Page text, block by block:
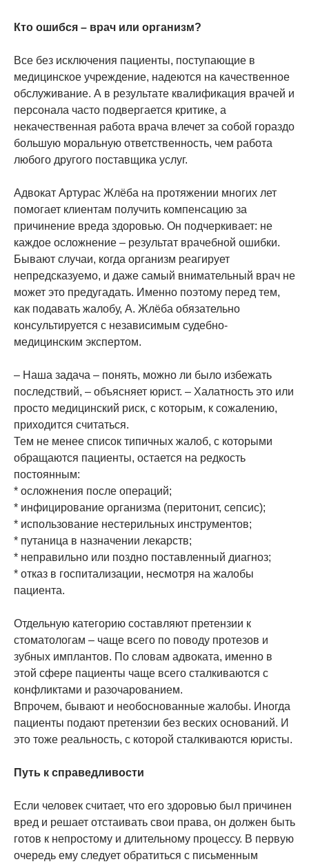
Кто ошибся – врач или организм?
Все без исключения пациенты, поступающие в
медицинское учреждение, надеются на качественное
обслуживание. А в результате квалификация врачей и
персонала часто подвергается критике, а
некачественная работа врача влечет за собой гораздо
большую моральную ответственность, чем работа
любого другого поставщика услуг.
Адвокат Артурас Жлёба на протяжении многих лет
помогает клиентам получить компенсацию за
причинение вреда здоровью. Он подчеркивает: не
каждое осложнение – результат врачебной ошибки.
Бывают случаи, когда организм реагирует
непредсказуемо, и даже самый внимательный врач не
может это предугадать. Именно поэтому перед тем,
как подавать жалобу, А. Жлёба обязательно
консультируется с независимым судебно-
медицинским экспертом.
– Наша задача – понять, можно ли было избежать
последствий, – объясняет юрист. – Халатность это или
просто медицинский риск, с которым, к сожалению,
приходится считаться.
Тем не менее список типичных жалоб, с которыми
обращаются пациенты, остается на редкость
постоянным:
* осложнения после операций;
* инфицирование организма (перитонит, сепсис);
* использование нестерильных инструментов;
* путаница в назначении лекарств;
* неправильно или поздно поставленный диагноз;
* отказ в госпитализации, несмотря на жалобы
пациента.
Отдельную категорию составляют претензии к
стоматологам – чаще всего по поводу протезов и
зубных имплантов. По словам адвоката, именно в
этой сфере пациенты чаще всего сталкиваются с
конфликтами и разочарованием.
Впрочем, бывают и необоснованные жалобы. Иногда
пациенты подают претензии без веских оснований. И
это тоже реальность, с которой сталкиваются юристы.
Путь к справедливости
Если человек считает, что его здоровью был причинен
вред и решает отстаивать свои права, он должен быть
готов к непростому и длительному процессу. В первую
очередь ему следует обратиться с письменным